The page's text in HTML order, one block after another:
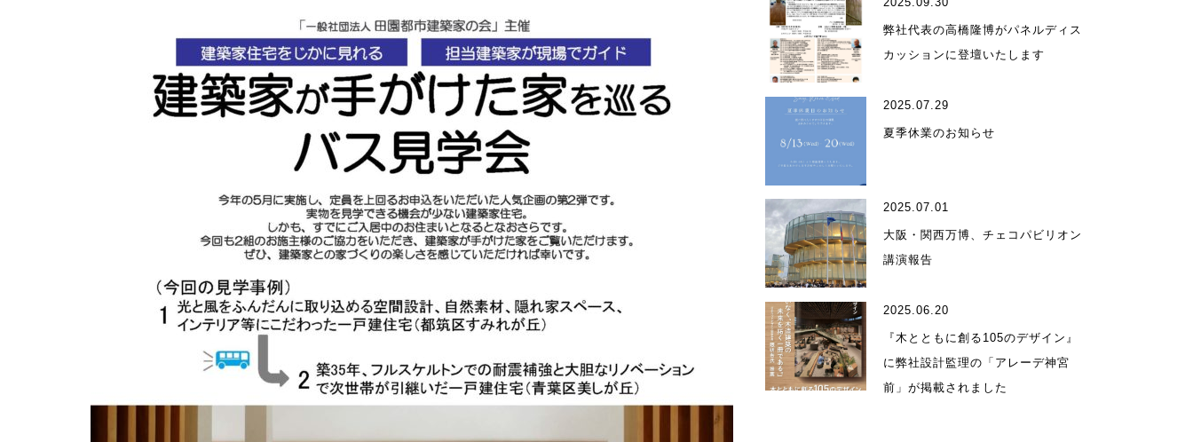
実績・受賞歴
メディア掲載・出
演・講演等
弊社代表の高橋隆博がパネルディス
カッションに登壇いたします
2025.07.29
夏季休業のお知らせ
2025.07.01
大阪・関西万博、チェコパビリオン
講演報告
2025.06.20
『木とともに創る105のデザイン』
に弊社設計監理の「アレーデ神宮
前」が掲載されました